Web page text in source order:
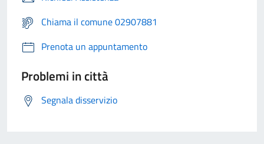
Chiama il comune 02907881
Prenota un appuntamento
Problemi in città
Segnala disservizio